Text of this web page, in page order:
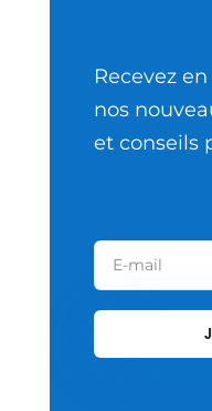
Recevez
nos
et conseils